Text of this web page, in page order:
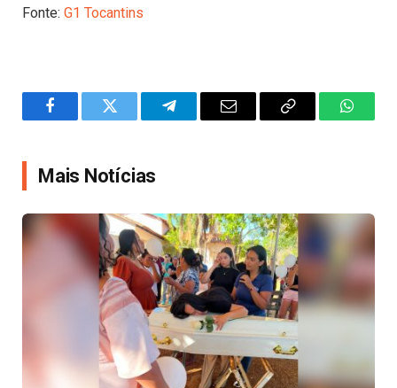
Fonte: G1 Tocantins
FacebookTwitter TelegramEmail
Copy
Mais Notícias